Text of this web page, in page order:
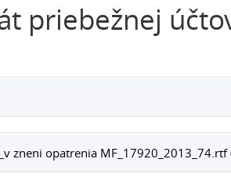
priebežnej
zneni opatrenia MF_17920_2013_74.rtf